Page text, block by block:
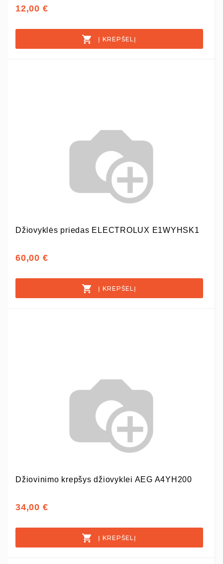
12,00 €
Į KREPŠELĮ
Džiovyklės priedas ELECTROLUX E1WYHSK1
60,00 €
Į KREPŠELĮ
Džiovinimo krepšys džiovyklei AEG A4YH200
34,00 €
Į KREPŠELĮ